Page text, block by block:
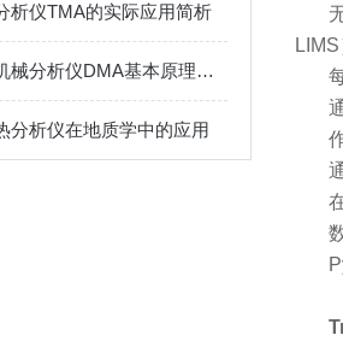
析仪TMA的实际应用简析
动态热机械分析仪DMA基本原理及应用
分析仪在地质学中的应用